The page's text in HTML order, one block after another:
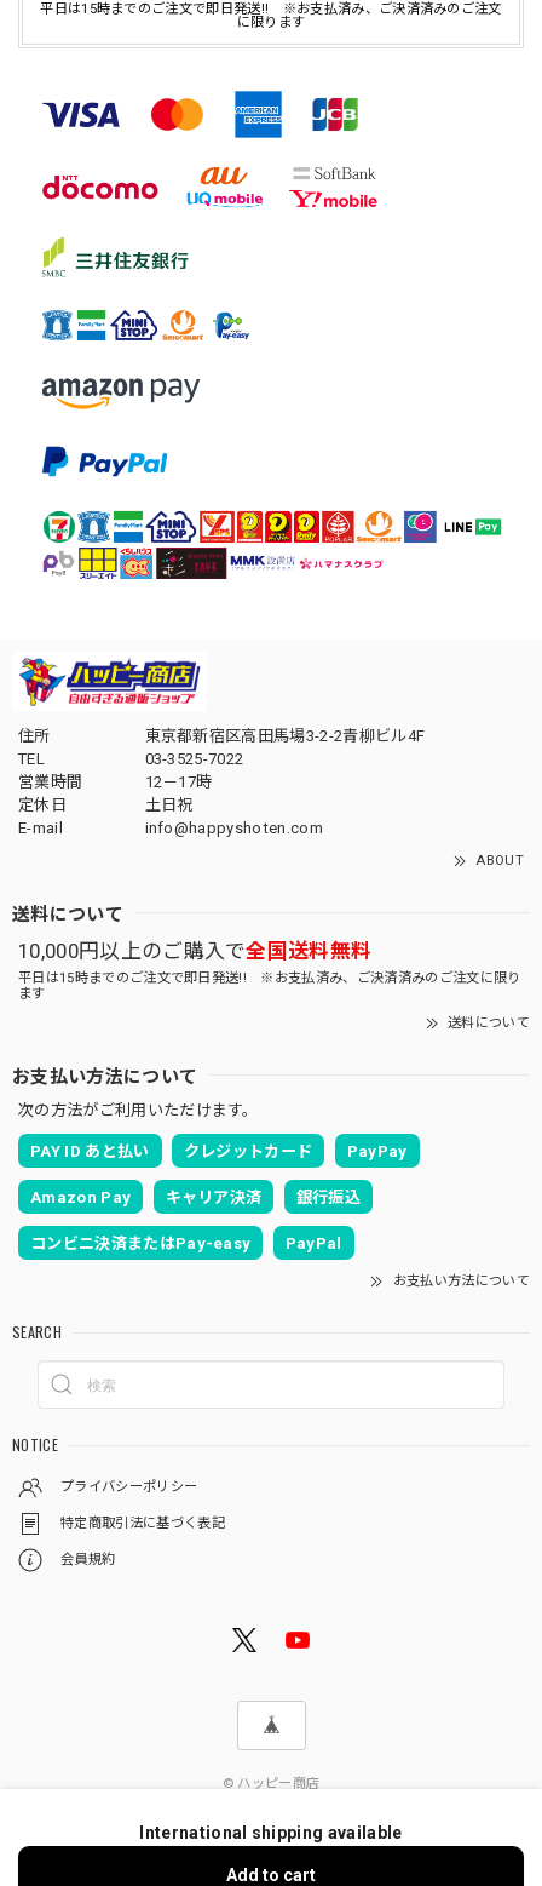
平日は15時までのご注文で即日発送!! ※お支払済み、ご決済済みのご注文
に限ります
住所
東京都新宿区高田馬場3-2-2青柳ビル4F
TEL
03-3525-7022
営業時間
12－17時
定休日
土日祝
E-mail
info@happyshoten.com
ABOUT
送料について
10,000円以上のご購入で全国送料無料
平日は15時までのご注文で即日発送!! ※お支払済み、ご決済済みのご注文に限り
ます
送料について
お支払い方法について
次の方法がご利用いただけます。
PAY ID あと払い クレジットカード PayPay
Amazon Pay キャリア決済 銀行振込
コンビニ決済またはPay-easy PayPal
お支払い方法について
SEARCH
NOTICE
プライバシーポリシー
特定商取引法に基づく表記
会員規約
© ハッピー商店
International shipping available
Add to cart